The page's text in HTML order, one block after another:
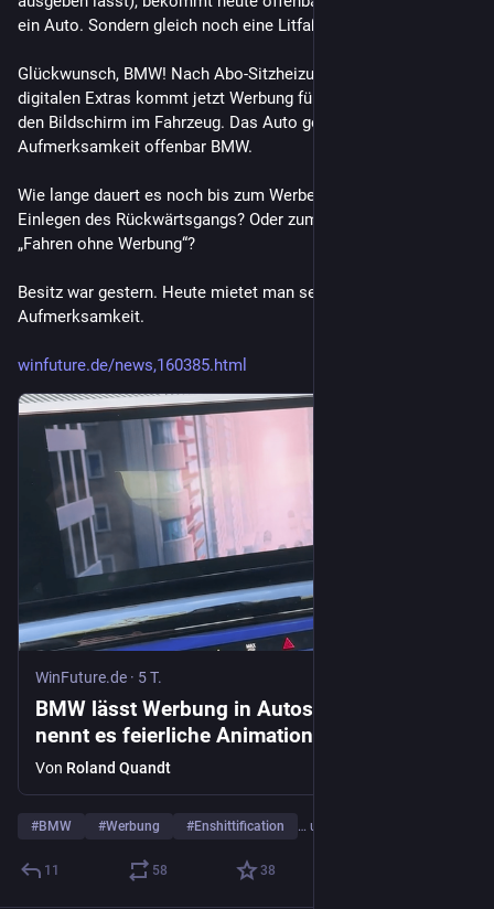
ein Auto. Sondern gleich noch eine Litfaßsäule auf Rädern.
Glückwunsch, BMW! Nach Abo-Sitzheizung und allerlei
digitalen Extras kommt jetzt Werbung für Kinofilme direkt auf
den Bildschirm im Fahrzeug. Das Auto gehört Ihnen – die
Aufmerksamkeit offenbar BMW.
Wie lange dauert es noch bis zum Werbespot vor dem
Einlegen des Rückwärtsgangs? Oder zum Premium-Abo
„Fahren ohne Werbung“?
Besitz war gestern. Heute mietet man selbst die eigene
Aufmerksamkeit.
winfuture.de/news,160385.html
WinFuture.de · 5 T.
BMW lässt Werbung in Autos anzeigen,
nennt es feierliche Animation
Von Roland Quandt
#BMW #Werbung #Enshittification … und 4 weitere
11 58 38